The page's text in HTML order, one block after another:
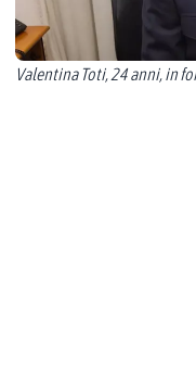
Valentina Toti, 24 anni, in